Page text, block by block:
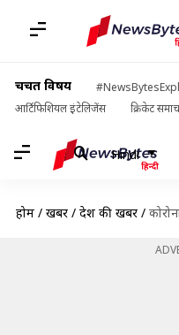
चर्चित विषय
आर्टिफिशियल इंटेलिजेंस
क्रिकेट
Hindi
होम / खबरें / देश की खबरें / कोरोना